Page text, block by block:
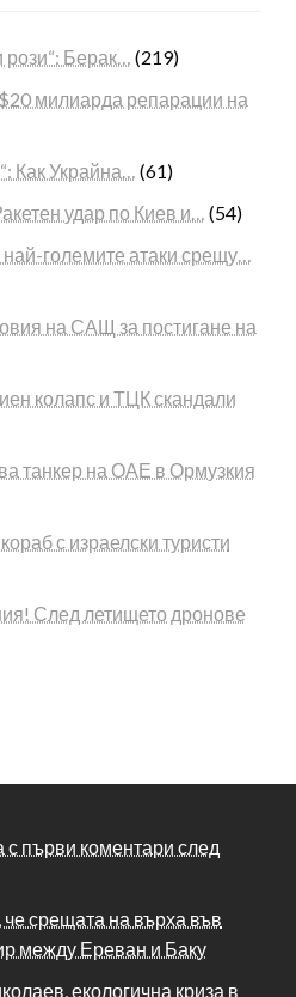
рози“: Берак… (219)
милиарда репарации на
Как Украйна… (61)
удар по Киев и… (54)
големите атаки срещу…
на САЩ за постигане на
колапс и ТЦК скандали
танкер на ОАЕ в Ормузкия
с израелски туристи
След летището дронове
първи коментари след
срещата на върха във
между Ереван и Баку
екологична криза в